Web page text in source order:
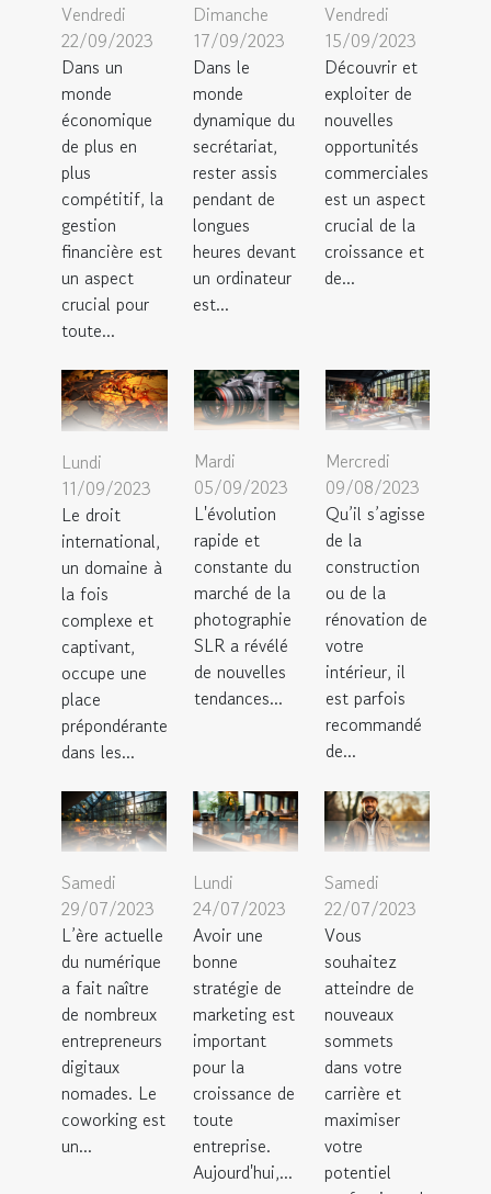
Vendredi
22/09/2023
Dans un
monde
économique
de plus en
plus
compétitif, la
gestion
financière est
un aspect
crucial pour
toute...
Dimanche
17/09/2023
Dans le
monde
dynamique du
secrétariat,
rester assis
pendant de
longues
heures devant
un ordinateur
est...
Vendredi
15/09/2023
Découvrir et
exploiter de
nouvelles
opportunités
commerciales
est un aspect
crucial de la
croissance et
de...
Lundi
11/09/2023
Le droit
international,
un domaine à
la fois
complexe et
captivant,
occupe une
place
prépondérante
dans les...
Mardi
05/09/2023
L'évolution
rapide et
constante du
marché de la
photographie
SLR a révélé
de nouvelles
tendances...
Mercredi
09/08/2023
Qu’il s’agisse
de la
construction
ou de la
rénovation de
votre
intérieur, il
est parfois
recommandé
de...
Samedi
29/07/2023
L’ère actuelle
du numérique
a fait naître
de nombreux
entrepreneurs
digitaux
nomades. Le
coworking est
un...
Lundi
24/07/2023
Avoir une
bonne
stratégie de
marketing est
important
pour la
croissance de
toute
entreprise.
Aujourd'hui,...
Samedi
22/07/2023
Vous
souhaitez
atteindre de
nouveaux
sommets
dans votre
carrière et
maximiser
votre
potentiel